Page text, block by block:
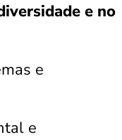
e no
e
e